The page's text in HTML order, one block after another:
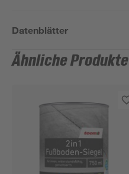
Datenblätter
Ähnliche Produkte